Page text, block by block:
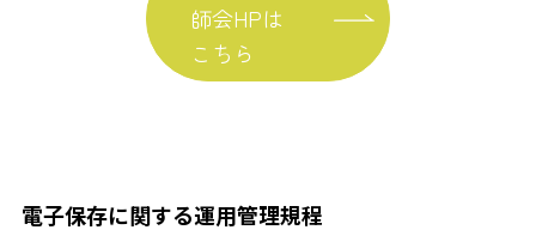
師会HPは
こちら
電子保存に関する運用管理規程